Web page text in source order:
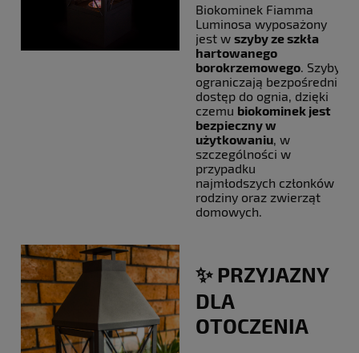
Biokominek Fiamma
Luminosa wyposażony
jest w szyby ze szkła
hartowanego
borokrzemowego. Szyby
ograniczają bezpośredni
dostęp do ognia, dzięki
czemu biokominek jest
bezpieczny w
użytkowaniu, w
szczególności w
przypadku
najmłodszych członków
rodziny oraz zwierząt
domowych.
✨ PRZYJAZNY
DLA
OTOCZENIA